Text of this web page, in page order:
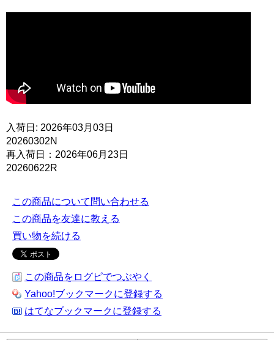
入荷日: 2026年03月03日
20260302N
再入荷日：2026年06月23日
20260622R
この商品について問い合わせる
この商品を友達に教える
買い物を続ける
この商品をログピでつぶやく
Yahoo!ブックマークに登録する
はてなブックマークに登録する